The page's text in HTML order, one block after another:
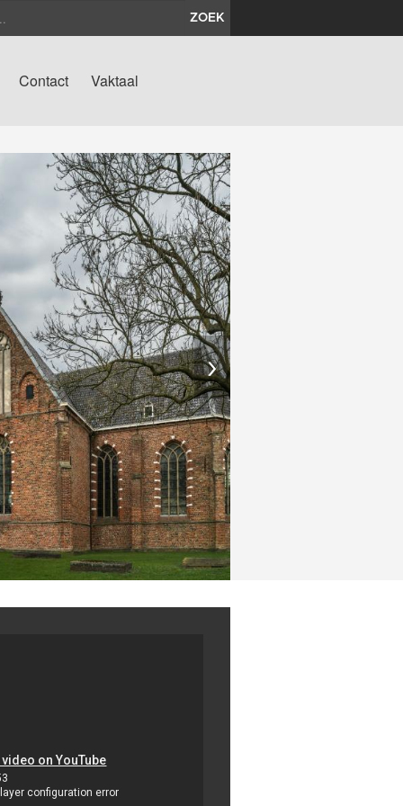
ZOEK
Contact Vaktaal
›